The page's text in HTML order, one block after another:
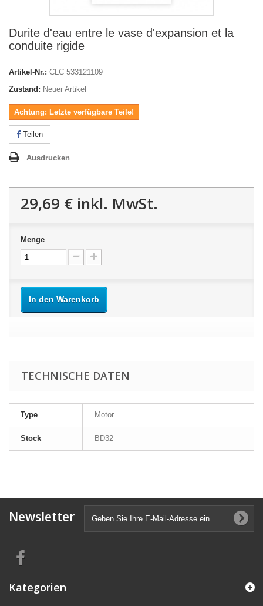
Durite d'eau entre le vase d'expansion et la
conduite rigide
Artikel-Nr.: CLC 533121109
Zustand: Neuer Artikel
Achtung: Letzte verfügbare Teile!
Teilen
Ausdrucken
29,69 € inkl. MwSt.
Menge
In den Warenkorb
TECHNISCHE DATEN
Type Motor
Stock BD32
Newsletter
Kategorien